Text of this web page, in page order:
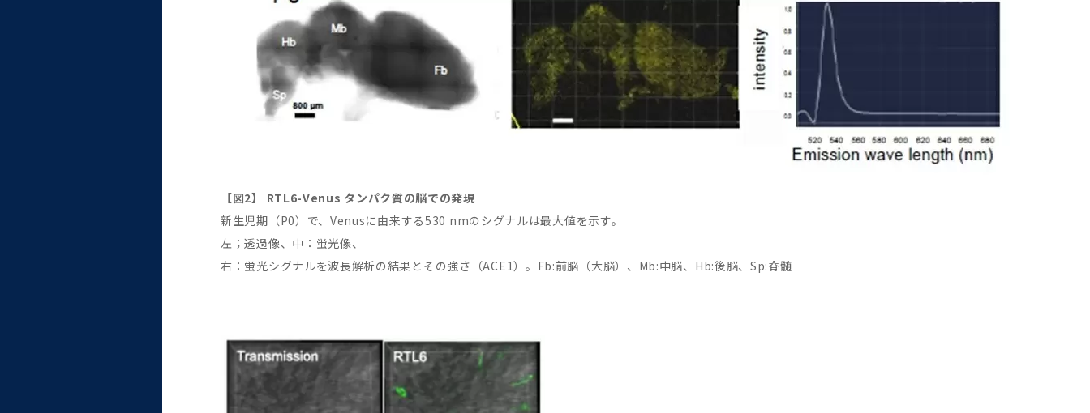
【図2】 RTL6-Venus タンパク質の脳での発現
新生児期（P0）で、Venusに由来する530 nmのシグナルは最大値を示す。
左；透過像、中：蛍光像、
右：蛍光シグナルを波長解析の結果とその強さ（ACE1）。Fb:前脳（大脳）、Mb:中脳、Hb:後脳、Sp:脊髄